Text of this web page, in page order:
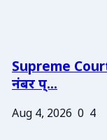
Supreme
नंबर प्...
Aug 4, 2026 0 4